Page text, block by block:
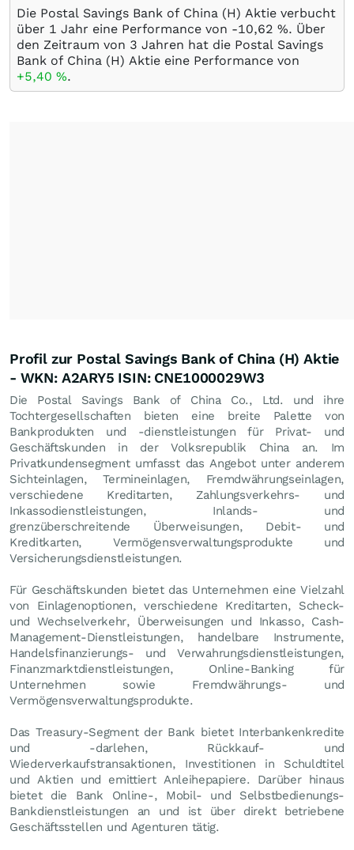
Die Postal Savings Bank of China (H) Aktie verbucht
über 1 Jahr eine Performance von -10,62 %. Über
den Zeitraum von 3 Jahren hat die Postal Savings
Bank of China (H) Aktie eine Performance von
+5,40 %.
Profil zur Postal Savings Bank of China (H) Aktie
- WKN: A2ARY5 ISIN: CNE1000029W3
Die Postal Savings Bank of China Co., Ltd. und ihre
Tochtergesellschaften bieten eine breite Palette von
Bankprodukten und -dienstleistungen für Privat- und
Geschäftskunden in der Volksrepublik China an. Im
Privatkundensegment umfasst das Angebot unter anderem
Sichteinlagen, Termineinlagen, Fremdwährungseinlagen,
verschiedene Kreditarten, Zahlungsverkehrs- und
Inkassodienstleistungen, Inlands- und
grenzüberschreitende Überweisungen, Debit- und
Kreditkarten, Vermögensverwaltungsprodukte und
Versicherungsdienstleistungen.
Für Geschäftskunden bietet das Unternehmen eine Vielzahl
von Einlagenoptionen, verschiedene Kreditarten, Scheck-
und Wechselverkehr, Überweisungen und Inkasso, Cash-
Management-Dienstleistungen, handelbare Instrumente,
Handelsfinanzierungs- und Verwahrungsdienstleistungen,
Finanzmarktdienstleistungen, Online-Banking für
Unternehmen sowie Fremdwährungs- und
Vermögensverwaltungsprodukte.
Das Treasury-Segment der Bank bietet Interbankenkredite
und -darlehen, Rückkauf- und
Wiederverkaufstransaktionen, Investitionen in Schuldtitel
und Aktien und emittiert Anleihepapiere. Darüber hinaus
bietet die Bank Online-, Mobil- und Selbstbedienungs-
Bankdienstleistungen an und ist über direkt betriebene
Geschäftsstellen und Agenturen tätig.